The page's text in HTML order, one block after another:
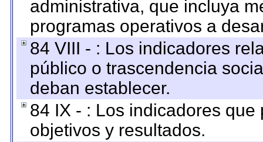
administrativa, que incluya
programas operativos a
84 VIII - : Los indicadores
público o trascendencia
deban establecer.
84 IX - : Los indicadores
objetivos y resultados.